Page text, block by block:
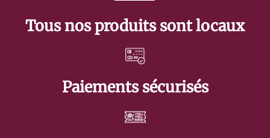
Tous nos produits sont locaux
Paiements sécurisés